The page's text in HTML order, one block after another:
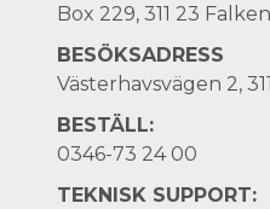
Box 229, 311 23
BESÖKSADRESS
Västerhavsvägen 2,
BESTÄLL:
0346-73 24 00
TEKNISK SUPPORT: